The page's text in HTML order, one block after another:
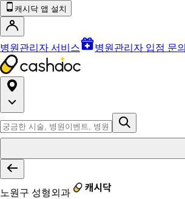
캐시닥 앱 설치
병원관리자 서비스 병원관리자 입점 문의
노원구 성형외과